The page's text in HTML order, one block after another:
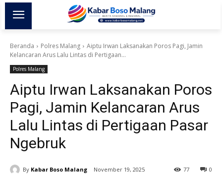
Beranda Polres Malang
Aiptu Irwan Laksanakan Poros Pagi, Jamin
Kelancaran Arus Lalu Lintas di Pertigaan...
Polres Malang
Aiptu Irwan Laksanakan Poros
Pagi, Jamin Kelancaran Arus
Lalu Lintas di Pertigaan Pasar
Ngebruk
By Kabar Boso Malang November 19, 2025 0
77